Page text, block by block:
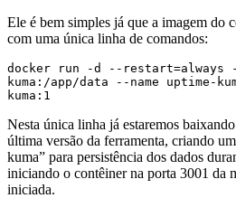
Ele é bem simples já que a imagem do
com uma única linha de comandos:
docker run -d --restart=always
kuma:/app/data --name uptime-
kuma:1
Nesta única linha já estaremos
última versão da ferramenta, criando
kuma” para persistência dos dados
iniciando o contêiner na porta 3001 da
iniciada.